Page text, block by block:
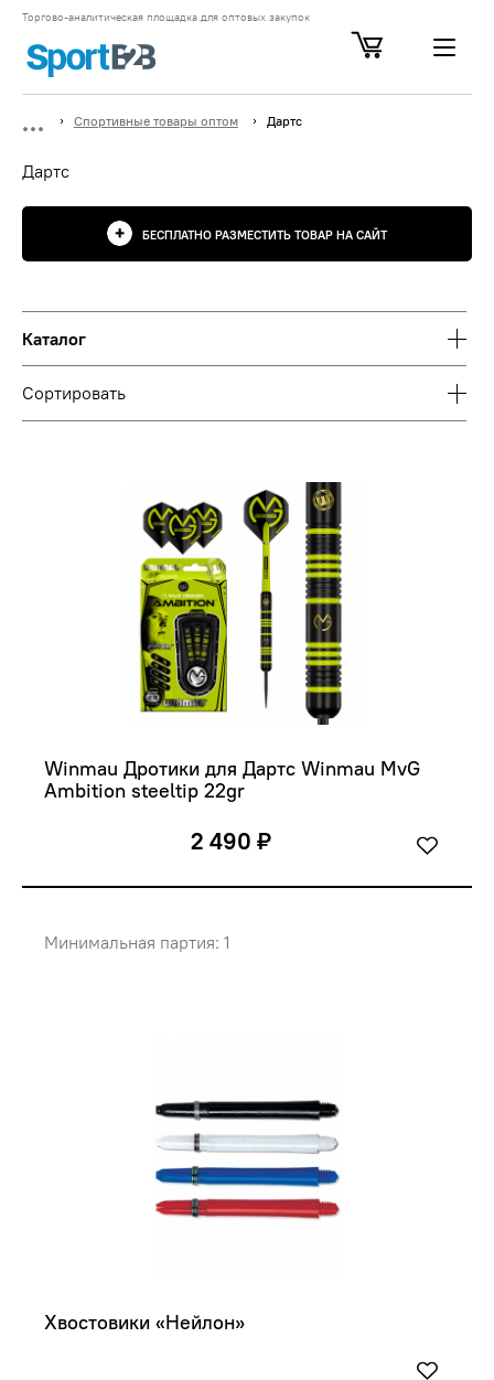
Торгово-аналитическая площадка для оптовых закупок
Спортивные товары оптом Дартс
Дартс
БЕСПЛАТНО РАЗМЕСТИТЬ ТОВАР НА САЙТ
Каталог
Сортировать
Winmau Дротики для Дартс Winmau MvG
Ambition steeltip 22gr
2 490 ₽
Минимальная партия: 1
Хвостовики «Нейлон»